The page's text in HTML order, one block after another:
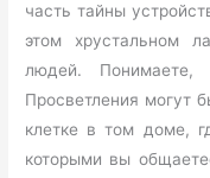
часть тайны
этом хрустальном
людей.
Просветления могут
клетке в том доме,
которыми вы